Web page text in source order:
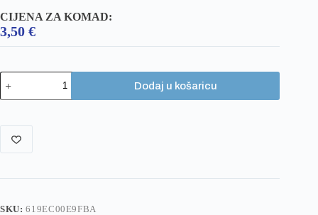
CIJENA ZA KOMAD:
3,50 €
Dodaj u košaricu
SKU:619EC00E9FBA